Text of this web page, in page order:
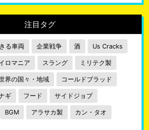
注目タグ
る車両 企業戦争 酒 Us Cracks
ロマニア スラング ミリテク製
界の国々・地域 コールドブラッド
ギ フード サイドジョブ
BGM アラサカ製 カン・タオ